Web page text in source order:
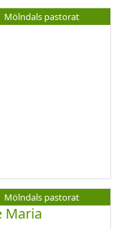
Mölndals pastorat
Mölndals pastorat
Maria